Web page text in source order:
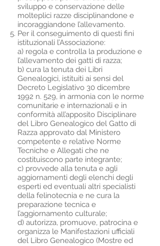
sviluppo e conservazione delle
molteplici razze disciplinandone e
incoraggiandone l’allevamento.
Per il conseguimento di questi fini
istituzionali l’Associazione:
a) regola e controlla la produzione e
l’allevamento dei gatti di razza;
b) cura la tenuta dei Libri
Genealogici, istituiti ai sensi del
Decreto Legislativo 30 dicembre
1992 n. 529, in armonia con le norme
comunitarie e internazionali e in
conformità all’apposito Disciplinare
del Libro Genealogico del Gatto di
Razza approvato dal Ministero
competente e relative Norme
Tecniche e Allegati che ne
costituiscono parte integrante;
c) provvede alla tenuta e agli
aggiornamenti degli elenchi degli
esperti ed eventuali altri specialisti
della felinotecnia e ne cura la
preparazione tecnica e
l’aggiornamento culturale;
d) autorizza, promuove, patrocina e
organizza le Manifestazioni ufficiali
del Libro Genealogico (Mostre ed